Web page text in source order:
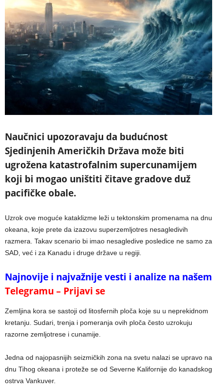
Naučnici upozoravaju da budućnost
Sjedinjenih Američkih Država može biti
ugrožena katastrofalnim supercunamijem
koji bi mogao uništiti čitave gradove duž
pacifičke obale.
Uzrok ove moguće kataklizme leži u tektonskim promenama na dnu
okeana, koje prete da izazovu superzemljotres nesagledivih
razmera. Takav scenario bi imao nesagledive posledice ne samo za
SAD, već i za Kanadu i druge države u regiji.
Najnovije i najvažnije vesti i analize na našem
Telegramu – Prijavi se
Zemljina kora se sastoji od litosfernih ploča koje su u neprekidnom
kretanju. Sudari, trenja i pomeranja ovih ploča često uzrokuju
razorne zemljotrese i cunamije.
Jedna od najopasnijih seizmičkih zona na svetu nalazi se upravo na
dnu Tihog okeana i proteže se od Severne Kalifornije do kanadskog
ostrva Vankuver.